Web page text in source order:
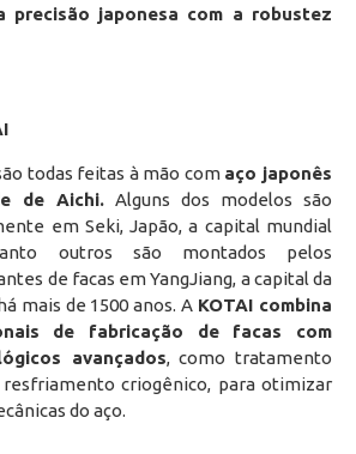
precisão japonesa com a robustez
todas feitas à mão com aço japonês
de Aichi. Alguns dos modelos são
em Seki, Japão, a capital mundial
outros são montados pelos
de facas em YangJiang, a capital da
mais de 1500 anos. A KOTAI combina
de fabricação de facas com
avançados, como tratamento
criogênico, para otimizar
do aço.